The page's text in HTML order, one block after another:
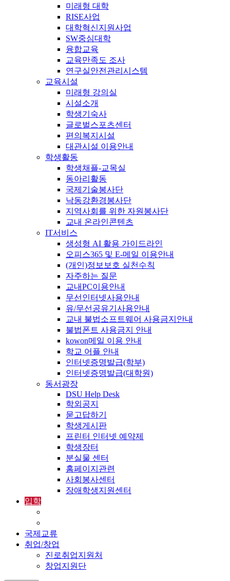
미래형 대학
RISE사업
대학혁신지원사업
SW중심대학
융합교육
교육만족도 조사
연구실안전관리시스템
교육시설
미래형 강의실
시설소개
학생기숙사
글로벌스포츠센터
편의복지시설
대관시설 이용안내
학생활동
학생채플-교목실
동아리활동
국제기술봉사단
낙동강환경봉사단
지역사회를 위한 자원봉사단
교내 온라인콘텐츠
IT서비스
생성형 AI 활용 가이드라인
오피스365 및 E-메일 이용안내
(개인)정보보호 실천수칙
자주하는 질문
교내PC이용안내
무선인터넷사용안내
유/무선공유기사용안내
교내 불법소프트웨어 사용금지안내
불법폰트 사용금지 안내
kowon메일 이용 안내
학교 어플 안내
인터넷증명발급(학부)
인터넷증명발급(대학원)
동서광장
DSU Help Desk
학외공지
묻고답하기
학생게시판
프린터 인터넷 예약제
학생장터
분실물 센터
홈페이지관련
사회봉사센터
장애학생지원센터
입학
국제교류
취업/창업
진로취업지원처
창업지원단